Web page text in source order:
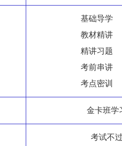
基础导学
教材精讲
精讲习题
考前串讲
考点密训
金卡班学
考试不